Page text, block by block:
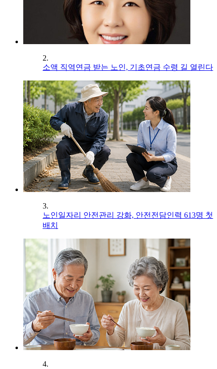
2.
소액 직역연금 받는 노인, 기초연금 수령 길 열린다
3.
노인일자리 안전관리 강화, 안전전담인력 613명 첫
배치
4.